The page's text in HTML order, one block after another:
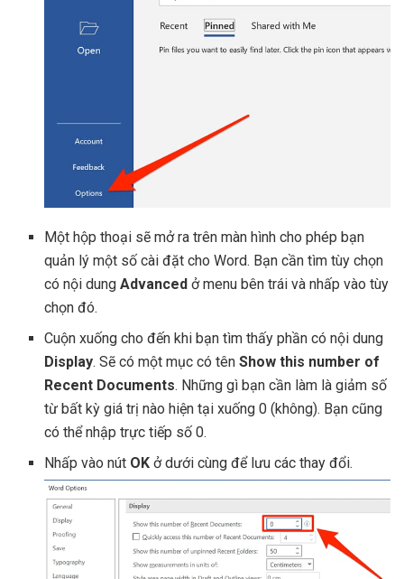
Một hộp thoại sẽ mở ra trên màn hình cho phép bạn
quản lý một số cài đặt cho Word. Bạn cần tìm tùy chọn
có nội dungAdvanced ở menu bên trái và nhấp vào tùy
chọn đó.
Cuộn xuống cho đến khi bạn tìm thấy phần có nội dung
Display. Sẽ có một mục có tênShow this number of
Recent Documents. Những gì bạn cần làm là giảm số
từ bất kỳ giá trị nào hiện tại xuống 0 (không). Bạn cũng
có thể nhập trực tiếp số 0.
Nhấp vào nút OK ở dưới cùng để lưu các thay đổi.